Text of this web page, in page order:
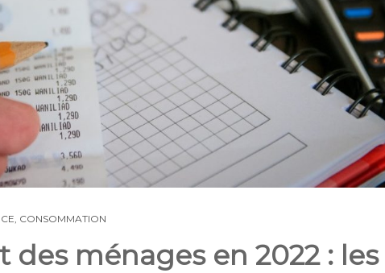
CONSOMMATION
ménages en 2022 : les